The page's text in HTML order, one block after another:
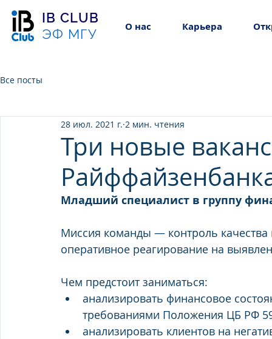
IB CLUB
ЭФ МГУ
О нас Карьера
Все посты
Три новые
28 июл. 2021 г. 2 мин. чтения
Младший специалист в группу
Миссия команды — контроль качества
оперативное реагирование на
Чем предстоит заниматься:
анализировать финансовое
требованиями Положения ЦБ РФ
анализировать клиентов на